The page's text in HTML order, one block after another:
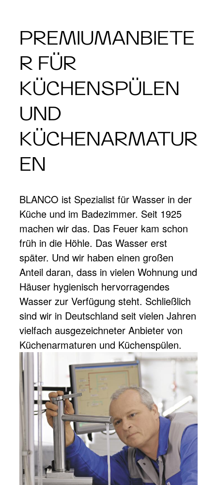
PREMIUMANBIETE
R FÜR
KÜCHENSPÜLEN
UND
KÜCHENARMATUR
EN
BLANCO ist Spezialist für Wasser in der
Küche und im Badezimmer. Seit 1925
machen wir das. Das Feuer kam schon
früh in die Höhle. Das Wasser erst
später. Und wir haben einen großen
Anteil daran, dass in vielen Wohnung und
Häuser hygienisch hervorragendes
Wasser zur Verfügung steht. Schließlich
sind wir in Deutschland seit vielen Jahren
vielfach ausgezeichneter Anbieter von
Küchenarmaturen und Küchenspülen.